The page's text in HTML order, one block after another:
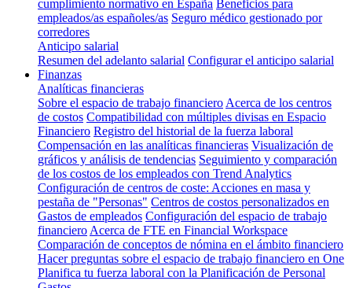
cumplimiento normativo en España Beneficios para
empleados/as españoles/as Seguro médico gestionado por
corredores
Anticipo salarial
Resumen del adelanto salarial Configurar el anticipo salarial
Finanzas
Analíticas financieras
Sobre el espacio de trabajo financiero Acerca de los centros
de costos Compatibilidad con múltiples divisas en Espacio
Financiero Registro del historial de la fuerza laboral
Compensación en las analíticas financieras Visualización de
gráficos y análisis de tendencias Seguimiento y comparación
de los costos de los empleados con Trend Analytics
Configuración de centros de coste: Acciones en masa y
pestaña de "Personas" Centros de costos personalizados en
Gastos de empleados Configuración del espacio de trabajo
financiero Acerca de FTE en Financial Workspace
Comparación de conceptos de nómina en el ámbito financiero
Hacer preguntas sobre el espacio de trabajo financiero en One
Planifica tu fuerza laboral con la Planificación de Personal